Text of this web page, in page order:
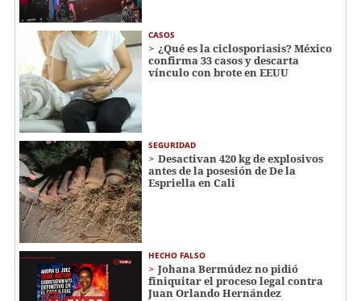
CASOS
¿Qué es la ciclosporiasis? México
confirma 33 casos y descarta
vínculo con brote en EEUU
SEGURIDAD
Desactivan 420 kg de explosivos
antes de la posesión de De la
Espriella en Cali
HECHO FALSO
Johana Bermúdez no pidió
finiquitar el proceso legal contra
Juan Orlando Hernández